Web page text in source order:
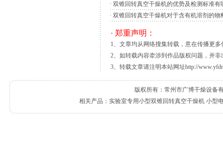
的木粉机,通过我公司科研人员的大胆设想,
细度分析器,是专业致力于轻体物料、纤维
保安全生产，取代了传统粉碎机直接进料、
机体内注入自来水起到水冷作用，装入了一
·双锥回转真空干燥机的优势及检测标准有
·双锥回转真空干燥机对于含有机溶剂的物
· 郑重声明：
1、文章均从网络搜集转载，意在传播更
2、如转载内容牵涉到作品版权问题，并
3、转载文章请注明本站网址http://
版权所有：常州市广博干燥设备
相关产品：实验室专用小型双锥回转真空干燥机 小型